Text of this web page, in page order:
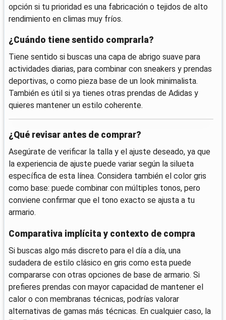
opción si tu prioridad es una fabricación o tejidos de alto
rendimiento en climas muy fríos.
¿Cuándo tiene sentido comprarla?
Tiene sentido si buscas una capa de abrigo suave para
actividades diarias, para combinar con sneakers y prendas
deportivas, o como pieza base de un look minimalista.
También es útil si ya tienes otras prendas de Adidas y
quieres mantener un estilo coherente.
¿Qué revisar antes de comprar?
Asegúrate de verificar la talla y el ajuste deseado, ya que
la experiencia de ajuste puede variar según la silueta
específica de esta línea. Considera también el color gris
como base: puede combinar con múltiples tonos, pero
conviene confirmar que el tono exacto se ajusta a tu
armario.
Comparativa implícita y contexto de compra
Si buscas algo más discreto para el día a día, una
sudadera de estilo clásico en gris como esta puede
compararse con otras opciones de base de armario. Si
prefieres prendas con mayor capacidad de mantener el
calor o con membranas técnicas, podrías valorar
alternativas de gamas más técnicas. En cualquier caso, la